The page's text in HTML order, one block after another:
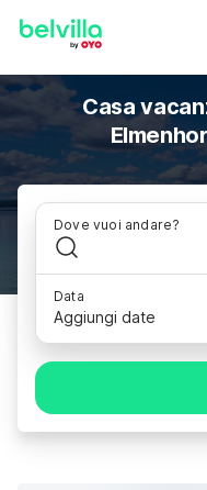
Casa
Dove vuoi andare?
Data
Aggiungi date